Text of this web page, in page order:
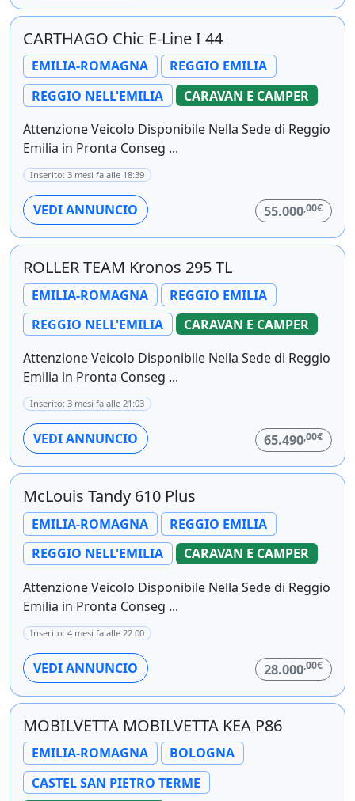
CARTHAGO Chic E-Line I 44
EMILIA-ROMAGNA
REGGIO EMILIA
REGGIO NELL'EMILIA
CARAVAN E CAMPER
Attenzione Veicolo Disponibile Nella Sede di Reggio
Emilia in Pronta Conseg ...
Inserito: 3 mesi fa alle 18:39
VEDI ANNUNCIO 55.000,00€
ROLLER TEAM Kronos 295 TL
EMILIA-ROMAGNA
REGGIO EMILIA
REGGIO NELL'EMILIA
CARAVAN E CAMPER
Attenzione Veicolo Disponibile Nella Sede di Reggio
Emilia in Pronta Conseg ...
Inserito: 3 mesi fa alle 21:03
VEDI ANNUNCIO 65.490,00€
McLouis Tandy 610 Plus
EMILIA-ROMAGNA
REGGIO EMILIA
REGGIO NELL'EMILIA
CARAVAN E CAMPER
Attenzione Veicolo Disponibile Nella Sede di Reggio
Emilia in Pronta Conseg ...
Inserito: 4 mesi fa alle 22:00
VEDI ANNUNCIO 28.000,00€
MOBILVETTA MOBILVETTA KEA P86
EMILIA-ROMAGNA
BOLOGNA
CASTEL SAN PIETRO TERME